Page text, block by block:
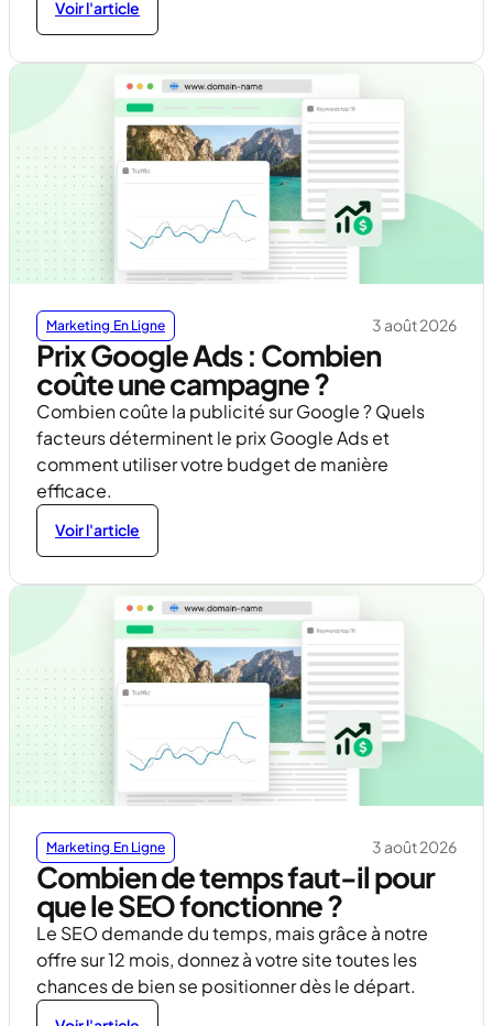
Voir l'article
Marketing En Ligne 3 août 2026
Prix Google Ads : Combien
coûte une campagne ?
Combien coûte la publicité sur Google ? Quels
facteurs déterminent le prix Google Ads et
comment utiliser votre budget de manière
efficace.
Voir l'article
Marketing En Ligne 3 août 2026
Combien de temps faut-il pour
que le SEO fonctionne ?
Le SEO demande du temps, mais grâce à notre
offre sur 12 mois, donnez à votre site toutes les
chances de bien se positionner dès le départ.